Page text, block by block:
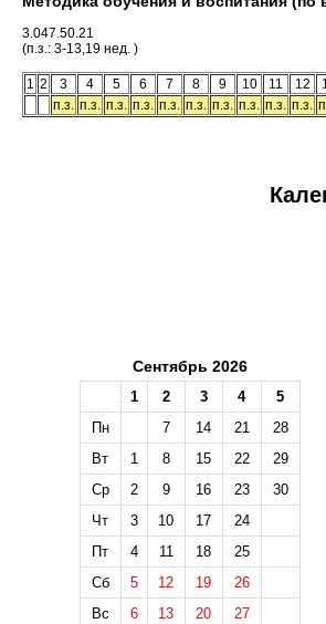
3.047.50.21
(п.з.: 3-13,19 нед. )
1 2 3 4 5 6 7 8 9 10 11 12
п.з. п.з. п.з. п.з. п.з. п.з. п.з. п.з. п.з. п.з.
Сентябрь 2026
1 2 3 4
5
Пн
7 14 21
28
Вт
1 8 15 22
29
Ср
2 9 16 23
30
Чт
3 10 17
24
Пт
4 11 18
25
Сб
5 12 19
26
Вс
6 13 20 27